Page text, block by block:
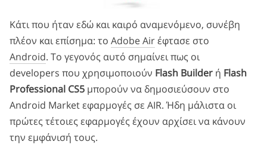
Κάτι που ήταν εδώ και καιρό αναμενόμενο, συνέβη
πλέον και επίσημα: το Adobe Airέφτασε στο
Android. Το γεγονός αυτό σημαίνει πως οι
developers που χρησιμοποιούν Flash Builder ή Flash
Professional CS5 μπορούν να δημοσιεύσουν στο
Android Market εφαρμογές σε AIR. Ήδη μάλιστα οι
πρώτες τέτοιες εφαρμογές έχουν αρχίσει να κάνουν
την εμφάνισή τους.